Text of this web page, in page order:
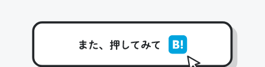
回線代ほとんどかからないですよ。参考：
https://toyoshi.hatenablog.com/entry/2019/05/15/1805
34